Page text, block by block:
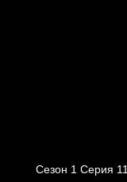
Сезон 1 Серия 11